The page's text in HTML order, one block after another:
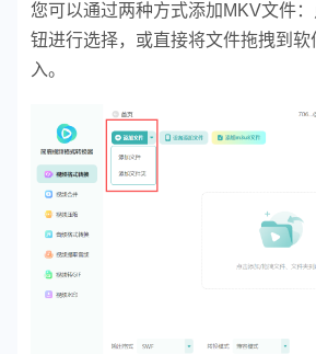
您可以通过两种方式添加MKV文件
钮进行选择，或直接将文件拖拽到软
入。